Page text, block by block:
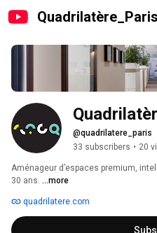
Quadrilatère_Paris
@quadrilatere_paris
33 subscribers • 20
Aménageur d’espaces premium,
30 ans. ...more
quadrilatere.com